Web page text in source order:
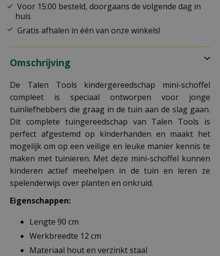
Voor 15:00 besteld, doorgaans de volgende dag in
huis
Gratis afhalen in één van onze winkels!
Omschrijving
De Talen Tools kindergereedschap mini-schoffel
compleet is speciaal ontworpen voor jonge
tuinliefhebbers die graag in de tuin aan de slag gaan.
Dit complete tuingereedschap van Talen Tools is
perfect afgestemd op kinderhanden en maakt het
mogelijk om op een veilige en leuke manier kennis te
maken met tuinieren. Met deze mini-schoffel kunnen
kinderen actief meehelpen in de tuin en leren ze
spelenderwijs over planten en onkruid.
Eigenschappen:
Lengte 90 cm
Werkbreedte 12 cm
Materiaal hout en verzinkt staal